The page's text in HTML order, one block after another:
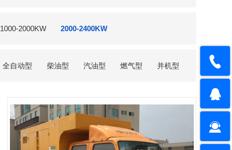
1000-2000KW 2000-2400KW
全自动型 柴油型 汽油型 燃气型 并机型